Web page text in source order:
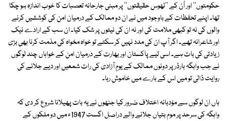
حکومتوں'' اور اُن کے ''ٹھوس حقیقتوں'' پر مبنی جارحانہ تعصبات کا خوب اندازہ ہو چکا
تھا۔ اپنے تحفظات کے باوجود میں نے ان دو ممالک کے درمیان امن کی کوششیں کرنے
والوں کی نہ تو کبھی ملامت کی اور نہ ان کی نیتوں پر شک کیا۔ ان سب کے ارادے نیک
اور شاعرانہ تھے۔ اگر آپ ان کی مدد نہیں کر سکتے تو خواہ مخواہ کی مذمت کرنا بھی بڑی
زیادتی کی بات ہے۔ اسی لیے پاکستان اور بھارت کے درمیان امن کے خواہاں چند لوگوں
نے جب واہگہ بارڈر پر دونوں ممالک کے یومِ آزادی کی رات شمعیں اور دیے جلانے کی
روایت ڈالی تو میں اس کے بارے میں خاموش رہا۔
ہاں ان لوگوں سے مؤدبانہ اختلاف ضرور کیا جنھوں نے یہ بات پھیلانا شروع کر دی کہ
واہگہ کی سرحد پر موم بتیاں جلانے والے دراصل اگست 1947ء میں دو ملکوں کے